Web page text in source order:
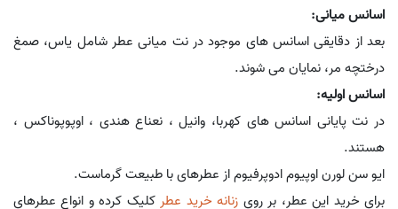
اسانس میانی:
بعد از دقایقی اسانس های موجود در نت میانی عطر شامل یاس، صمغ
درختچه مر، نمایان می شوند.
اسانس اولیه:
در نت پایانی اسانس های کهربا، وانیل ، نعناع هندی ، اوپوپوناکس ،
هستند.
ایو سن لورن اوپیوم ادوپرفیوم از عطرهای با طبیعت گرماست.
برای خرید این عطر، بر روی زنانه خرید عطر کلیک کرده و انواع عطرهای